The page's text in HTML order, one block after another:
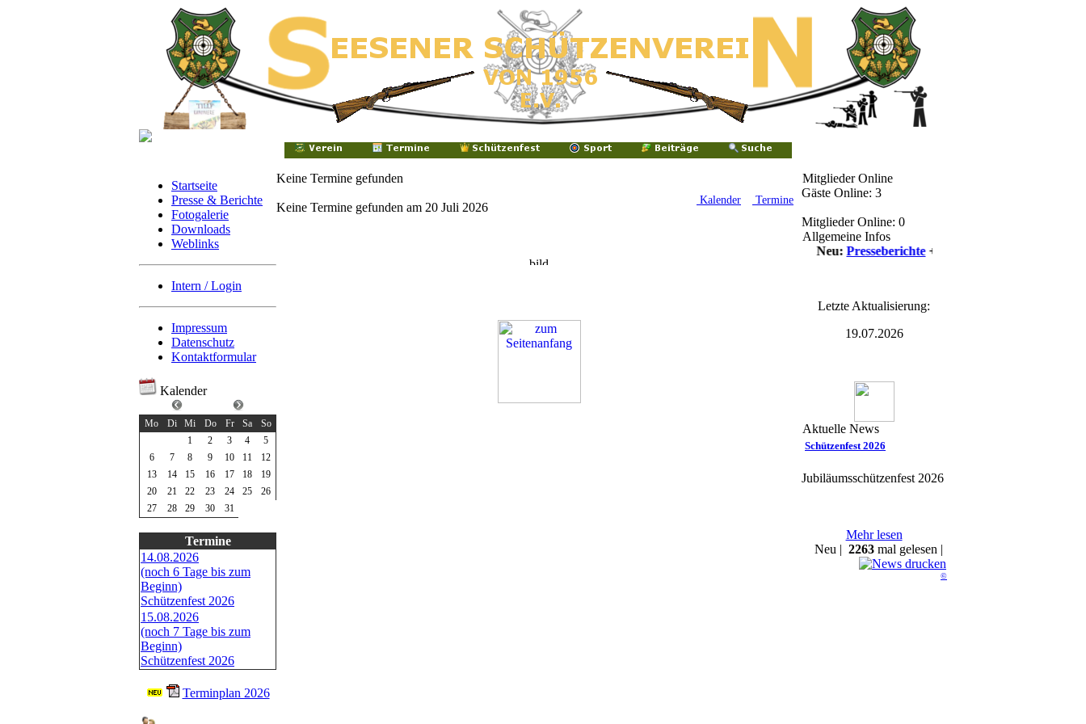
Startseite
Presse & Berichte
Fotogalerie
Downloads
Weblinks
Intern / Login
Impressum
Datenschutz
Kontaktformular
Kalender
Mo
Di Mi Do Fr Sa
So
1
2 3 4
5
6
7 8 9 10 11
12
13
14 15 16 17 18
19
20
21 22 23 24 25
26
27
28 29 30 31
Termine
14.08.2026
(noch 6 Tage bis zum
Beginn)
Schützenfest 2026
15.08.2026
(noch 7 Tage bis zum
Beginn)
Schützenfest 2026
Terminplan 2026
Keine Termine gefunden
Kalender Termine
Keine Termine gefunden am 20 Juli 2026
Mitglieder Online
Gäste Online: 3
Mitglieder Online: 0
Allgemeine Infos
++++ Neu:Presseberichte++++
Letzte Aktualisierung:
19.07.2026
Aktuelle News
Schützenfest 2026
Jubiläumsschützenfest 2026
Mehr lesen
Neu | 2263 mal gelesen |
©